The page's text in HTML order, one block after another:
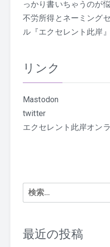
っかり書いちゃうのが
不労所得とネーミング
ル『エクセレント此岸
リンク
Mastodon
twitter
エクセレント此岸オン
検
索:
最近の投稿